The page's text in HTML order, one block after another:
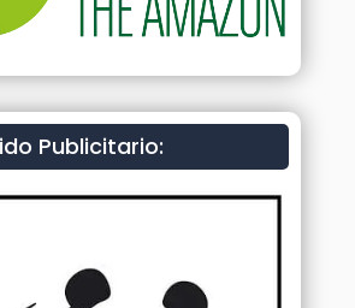
Publicitario: